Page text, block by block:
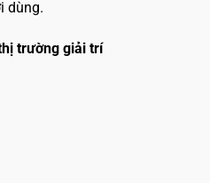
dùng.
trường giải trí